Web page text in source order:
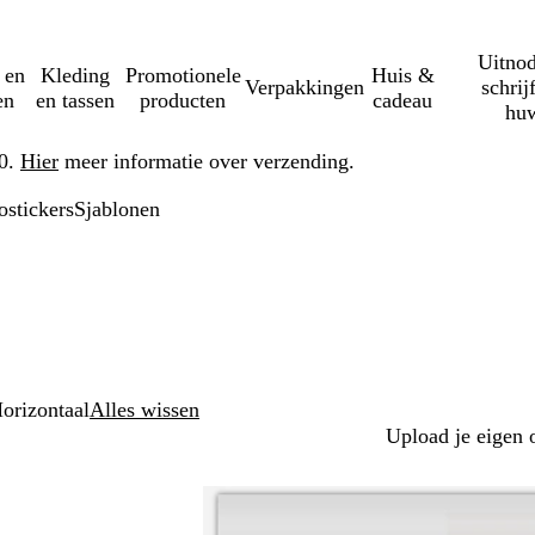
Kleding
en tassen
Promotionele
producten
Verpakkingen
Huis &
cadeau
Hier meer informatie over verzending.
Sjablonen
Alles wissen
Upload je eigen